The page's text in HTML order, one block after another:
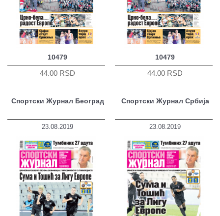
10479
44.00 RSD
10479
44.00 RSD
Спортски Журнал Београд
23.08.2019
Спортски Журнал Србија
23.08.2019